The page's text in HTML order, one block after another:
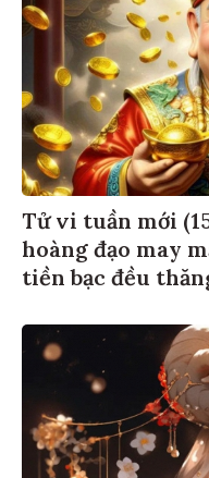
Tử vi tuần mới
hoàng đạo may
tiền bạc đều